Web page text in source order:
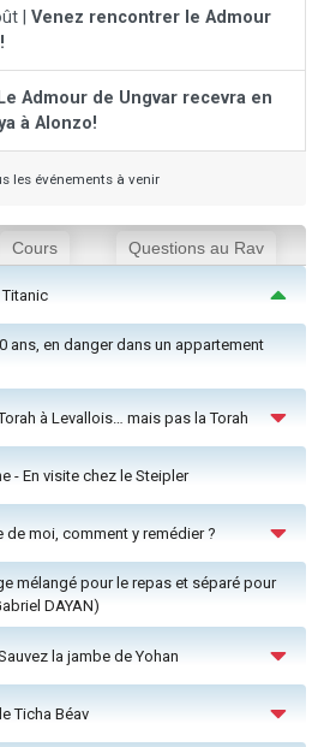
| Venez rencontrer le Admour
Admour de Ungvar recevra en
à Alonzo!
les événements à venir
Cours Questions au Rav
ans, en danger dans un appartement
à Levallois… mais pas la Torah
- En visite chez le Steipler
moi, comment y remédier ?
mélangé pour le repas et séparé pour
DAYAN)
la jambe de Yohan
Ticha Béav